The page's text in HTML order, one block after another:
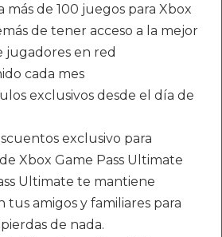
más de 100 juegos para Xbox
de tener acceso a la mejor
jugadores en red
cada mes
exclusivos desde el día de
exclusivo para
Xbox Game Pass Ultimate
Ultimate te mantiene
tus amigos y familiares para
de nada.